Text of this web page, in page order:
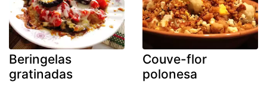
Beringelas
gratinadas
Couve-flor
polonesa